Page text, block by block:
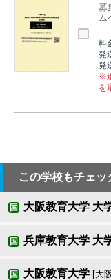
募
ム
料
発
発
※
を
この学校もチェッ
国 大阪教育大学 大
国 兵庫教育大学 大
国 大阪教育大学 [大